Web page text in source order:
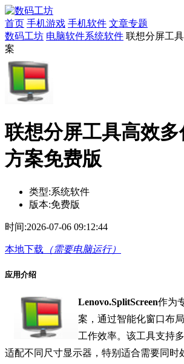
首页 手机游戏 手机软件 文章专题
数码工坊 电脑软件系统软件 联想分屏工
案
联想分屏工具高效
方案免费版
类型:系统软件
版本:免费版
时间:2026-07-06 09:12:44
本地下载 （需要电脑运行）
应用介绍
Lenovo.SplitScreen作为
案，通过智能化窗口布
工作效率。该工具支持
适配不同尺寸显示器，特别适合需要同时